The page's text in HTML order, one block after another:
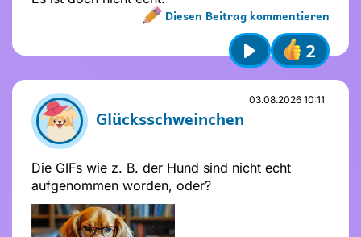
Absenden
Stelle dir
Fragen
Ist mein Text freundlich und
respektvoll?
Ist mein Beitrag für alle verständlich?
Möchte ich, dass andere das über
mich wissen?
Play
2
Diesen Beitrag kommentieren
Name nicht vergeben
Name und Avatar ändern
Glücksschweinchen
03.08.2026 10:11
Die GIFs wie z. B. der Hund sind nicht echt
aufgenommen worden, oder?